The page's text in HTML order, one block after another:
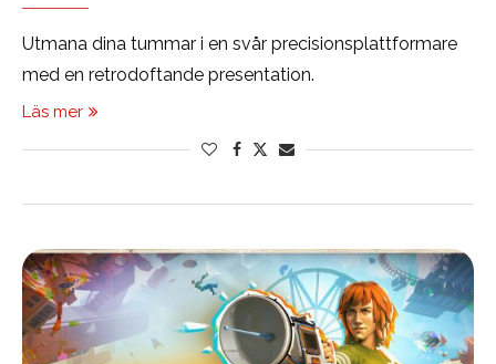
Utmana dina tummar i en svår precisionsplattformare
med en retrodoftande presentation.
Läs mer